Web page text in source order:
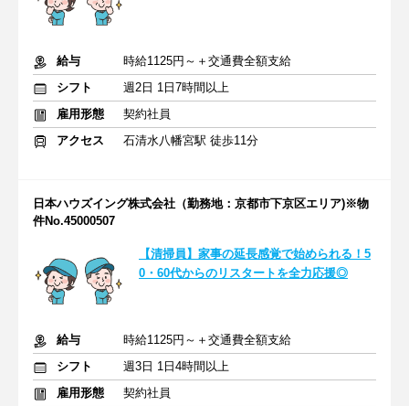
給与
時給1125円～＋交通費全額支給
シフト
週2日 1日7時間以上
雇用形態
契約社員
アクセス
石清水八幡宮駅 徒歩11分
日本ハウズイング株式会社（勤務地：京都市下京区エリア)※物
件No.45000507
【清掃員】家事の延長感覚で始められる！5
0・60代からのリスタートを全力応援◎
給与
時給1125円～＋交通費全額支給
シフト
週3日 1日4時間以上
雇用形態
契約社員